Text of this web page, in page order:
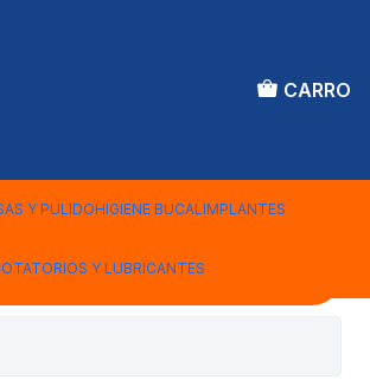
CARRO
Y PULIDOHIGIENE BUCALIMPLANTES
Y LUBRICANTES
al Carro